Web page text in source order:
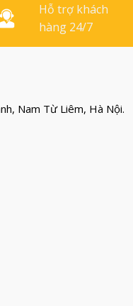
Hỗ trợ khách
hàng 24/7
Nam Từ Liêm, Hà Nội.